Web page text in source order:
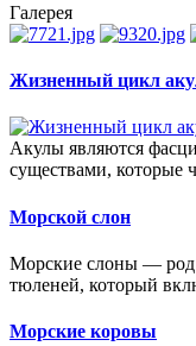
Галерея
Жизненный цикл
Акулы являются
существами, которые
Морской слон
Морские слоны — род
тюленей, который
Морские коровы